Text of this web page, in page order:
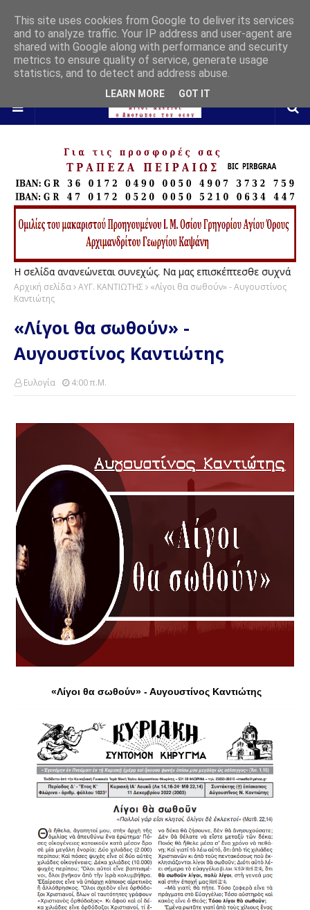
Η σελίδα ανανεώνεται συνεχώς. Να μας επισκέπτεσθε συχνά
Αρχική σελίδα ΑΥΓ. ΚΑΝΤΙΩΤΗΣ
«Λίγοι θα σωθούν» - Αυγουστίνος
Καντιώτης
«Λίγοι θα σωθούν» -
Αυγουστίνος Καντιώτης
Ευλογία 4:00 Π.μ.
«Λίγοι θα σωθούν» - Αυγουστίνος Καντιώτης
This site uses cookies from Google to deliver its services
and to analyze traffic. Your IP address and user-agent are
shared with Google along with performance and security
metrics to ensure quality of service, generate usage
statistics, and to detect and address abuse.
LEARN MORE GOT IT